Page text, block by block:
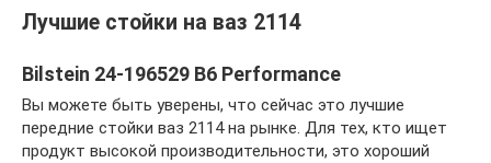
Лучшие стойки на ваз 2114
Bilstein 24-196529 B6 Performance
Вы можете быть уверены, что сейчас это лучшие
передние стойки ваз 2114 на рынке. Для тех, кто ищет
продукт высокой производительности, это хороший